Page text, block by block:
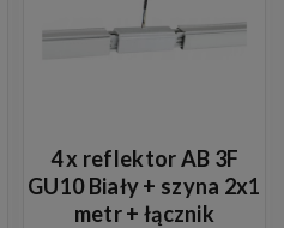
4 x reflektor AB 3F
GU10 Biały + szyna 2x1
metr + łącznik